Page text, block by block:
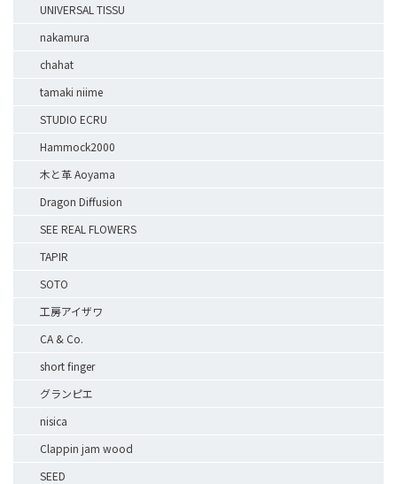
UNIVERSAL TISSU
nakamura
chahat
tamaki niime
STUDIO ECRU
Hammock2000
木と革 Aoyama
Dragon Diffusion
SEE REAL FLOWERS
TAPIR
SOTO
工房アイザワ
CA & Co.
short finger
グランピエ
nisica
Clappin jam wood
SEED